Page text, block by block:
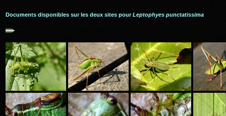
Documents disponibles sur les deux sites pourLeptophyes punctatissima